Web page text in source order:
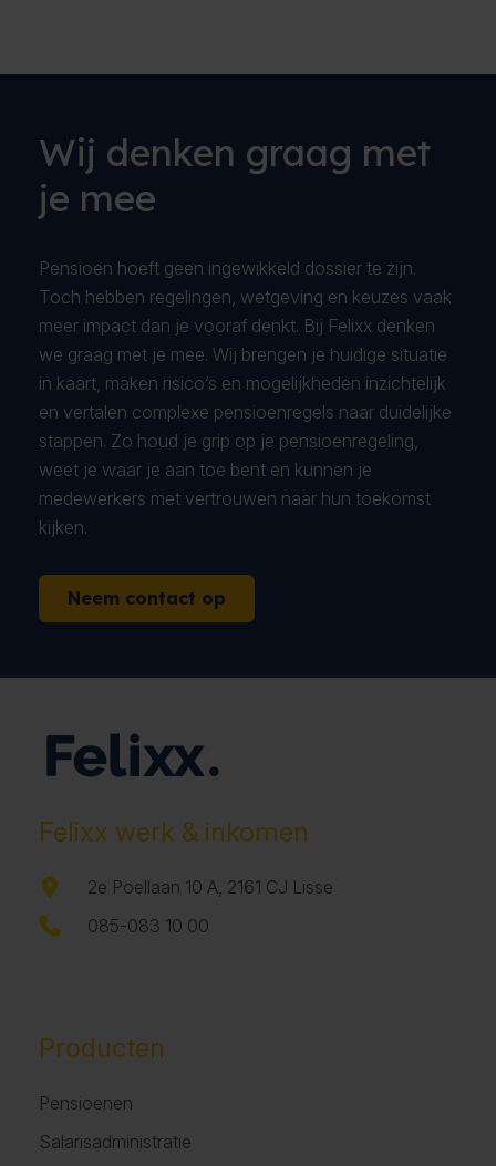
Wij denken graag met
je mee
Pensioen hoeft geen ingewikkeld dossier te zijn.
Toch hebben regelingen, wetgeving en keuzes vaak
meer impact dan je vooraf denkt. Bij Felixx denken
we graag met je mee. Wij brengen je huidige situatie
in kaart, maken risico’s en mogelijkheden inzichtelijk
en vertalen complexe pensioenregels naar duidelijke
stappen. Zo houd je grip op je pensioenregeling,
weet je waar je aan toe bent en kunnen je
medewerkers met vertrouwen naar hun toekomst
kijken.
Neem contact op
Felixx werk & inkomen
2e Poellaan 10 A, 2161 CJ Lisse
085-083 10 00
Producten
Pensioenen
Salarisadministratie